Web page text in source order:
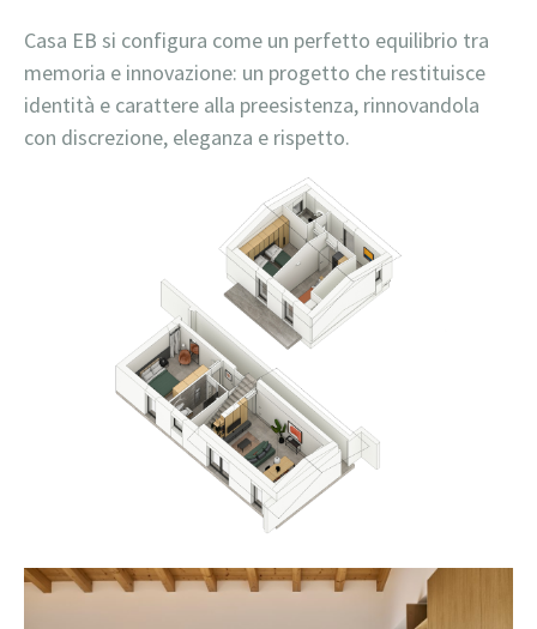
Casa EB si configura come un perfetto equilibrio tra
memoria e innovazione: un progetto che restituisce
identità e carattere alla preesistenza, rinnovandola
con discrezione, eleganza e rispetto.